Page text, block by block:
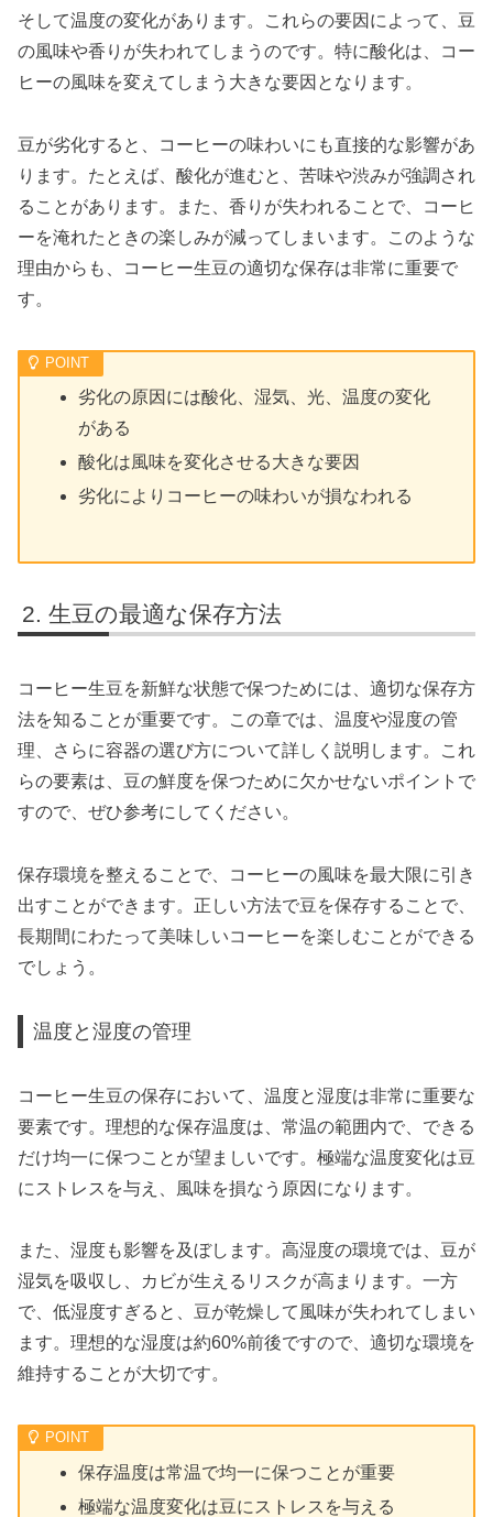
そして温度の変化があります。これらの要因によって、豆
の風味や香りが失われてしまうのです。特に酸化は、コー
ヒーの風味を変えてしまう大きな要因となります。
豆が劣化すると、コーヒーの味わいにも直接的な影響があ
ります。たとえば、酸化が進むと、苦味や渋みが強調され
ることがあります。また、香りが失われることで、コーヒ
ーを淹れたときの楽しみが減ってしまいます。このような
理由からも、コーヒー生豆の適切な保存は非常に重要で
す。
劣化の原因には酸化、湿気、光、温度の変化
がある
酸化は風味を変化させる大きな要因
劣化によりコーヒーの味わいが損なわれる
生豆の最適な保存方法
コーヒー生豆を新鮮な状態で保つためには、適切な保存方
法を知ることが重要です。この章では、温度や湿度の管
理、さらに容器の選び方について詳しく説明します。これ
らの要素は、豆の鮮度を保つために欠かせないポイントで
すので、ぜひ参考にしてください。
保存環境を整えることで、コーヒーの風味を最大限に引き
出すことができます。正しい方法で豆を保存することで、
長期間にわたって美味しいコーヒーを楽しむことができる
でしょう。
温度と湿度の管理
コーヒー生豆の保存において、温度と湿度は非常に重要な
要素です。理想的な保存温度は、常温の範囲内で、できる
だけ均一に保つことが望ましいです。極端な温度変化は豆
にストレスを与え、風味を損なう原因になります。
また、湿度も影響を及ぼします。高湿度の環境では、豆が
湿気を吸収し、カビが生えるリスクが高まります。一方
で、低湿度すぎると、豆が乾燥して風味が失われてしまい
ます。理想的な湿度は約60%前後ですので、適切な環境を
維持することが大切です。
保存温度は常温で均一に保つことが重要
極端な温度変化は豆にストレスを与える